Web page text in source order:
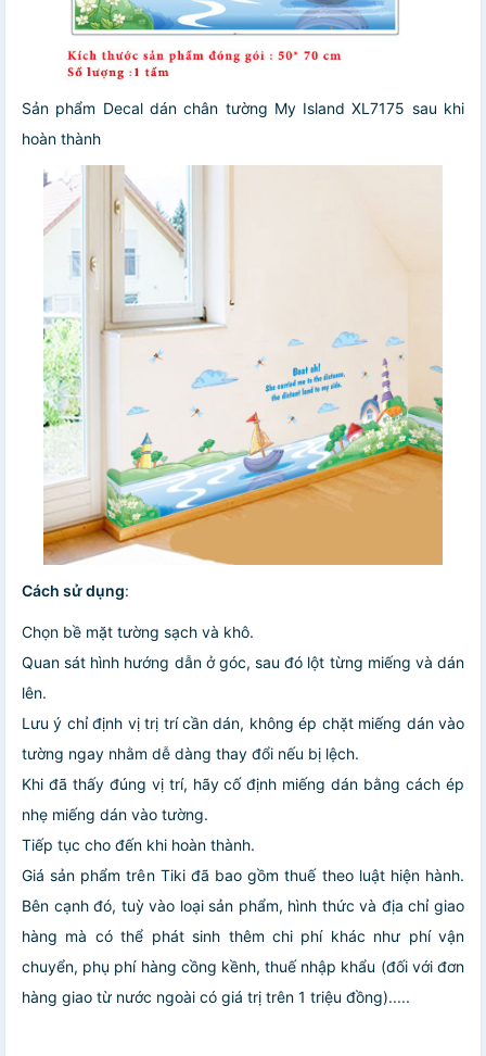
Sản phẩm Decal dán chân tường My Island XL7175 sau khi
hoàn thành
Cách sử dụng:
Chọn bề mặt tường sạch và khô.
Quan sát hình hướng dẫn ở góc, sau đó lột từng miếng và dán
lên.
Lưu ý chỉ định vị trị trí cần dán, không ép chặt miếng dán vào
tường ngay nhằm dễ dàng thay đổi nếu bị lệch.
Khi đã thấy đúng vị trí, hãy cố định miếng dán bằng cách ép
nhẹ miếng dán vào tường.
Tiếp tục cho đến khi hoàn thành.
Giá sản phẩm trên Tiki đã bao gồm thuế theo luật hiện hành.
Bên cạnh đó, tuỳ vào loại sản phẩm, hình thức và địa chỉ giao
hàng mà có thể phát sinh thêm chi phí khác như phí vận
chuyển, phụ phí hàng cồng kềnh, thuế nhập khẩu (đối với đơn
hàng giao từ nước ngoài có giá trị trên 1 triệu đồng).....